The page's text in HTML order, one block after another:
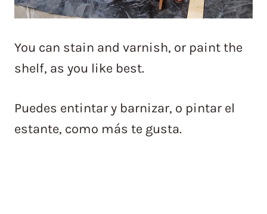
You can stain and varnish, or paint the
shelf, as you like best.
Puedes entintar y barnizar, o pintar el
estante, como más te gusta.